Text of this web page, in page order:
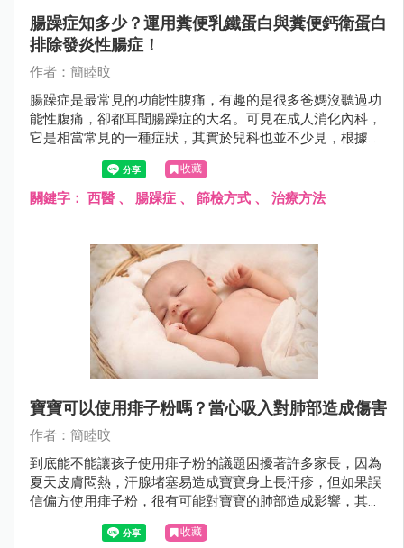
腸躁症知多少？運用糞便乳鐵蛋白與糞便鈣衛蛋白
排除發炎性腸症！
作者：簡睦旼
腸躁症是最常見的功能性腹痛，有趣的是很多爸媽沒聽過功
能性腹痛，卻都耳聞腸躁症的大名。可見在成人消化內科，
它是相當常見的一種症狀，其實於兒科也並不少見，根據統
計亞洲孩子腸躁症的盛行率平均有15.8%。
收藏
關鍵字： 西醫 、 腸躁症 、 篩檢方式 、 治療方法
寶寶可以使用痱子粉嗎？當心吸入對肺部造成傷害
作者：簡睦旼
到底能不能讓孩子使用痱子粉的議題困擾著許多家長，因為
夏天皮膚悶熱，汗腺堵塞易造成寶寶身上長汗疹，但如果誤
信偏方使用痱子粉，很有可能對寶寶的肺部造成影響，其實
只要穿著純棉、寬鬆、透氣衣物，讓皮膚保持乾爽，就能降
低長痱子的機率。
收藏